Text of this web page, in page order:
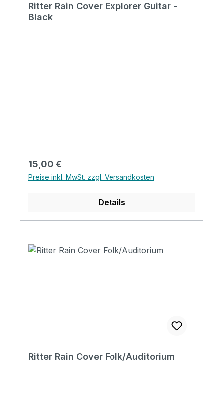
Ritter Rain Cover Explorer Guitar -
Black
Regulärer Preis:
15,00 €
Preise inkl. MwSt. zzgl. Versandkosten
Details
Ritter Rain Cover Folk/Auditorium